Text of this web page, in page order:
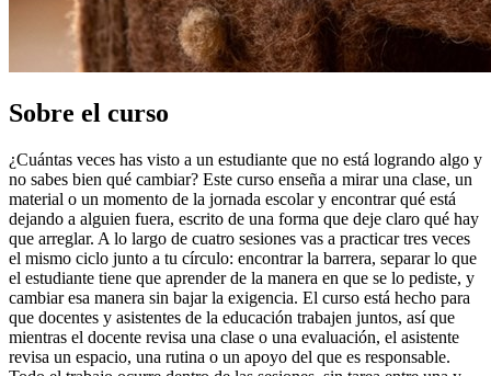
Sobre el curso
¿Cuántas veces has visto a un estudiante que no está logrando algo y
no sabes bien qué cambiar? Este curso enseña a mirar una clase, un
material o un momento de la jornada escolar y encontrar qué está
dejando a alguien fuera, escrito de una forma que deje claro qué hay
que arreglar. A lo largo de cuatro sesiones vas a practicar tres veces
el mismo ciclo junto a tu círculo: encontrar la barrera, separar lo que
el estudiante tiene que aprender de la manera en que se lo pediste, y
cambiar esa manera sin bajar la exigencia. El curso está hecho para
que docentes y asistentes de la educación trabajen juntos, así que
mientras el docente revisa una clase o una evaluación, el asistente
revisa un espacio, una rutina o un apoyo del que es responsable.